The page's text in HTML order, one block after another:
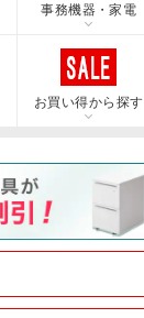
事務機器・家電
お買い得から探す